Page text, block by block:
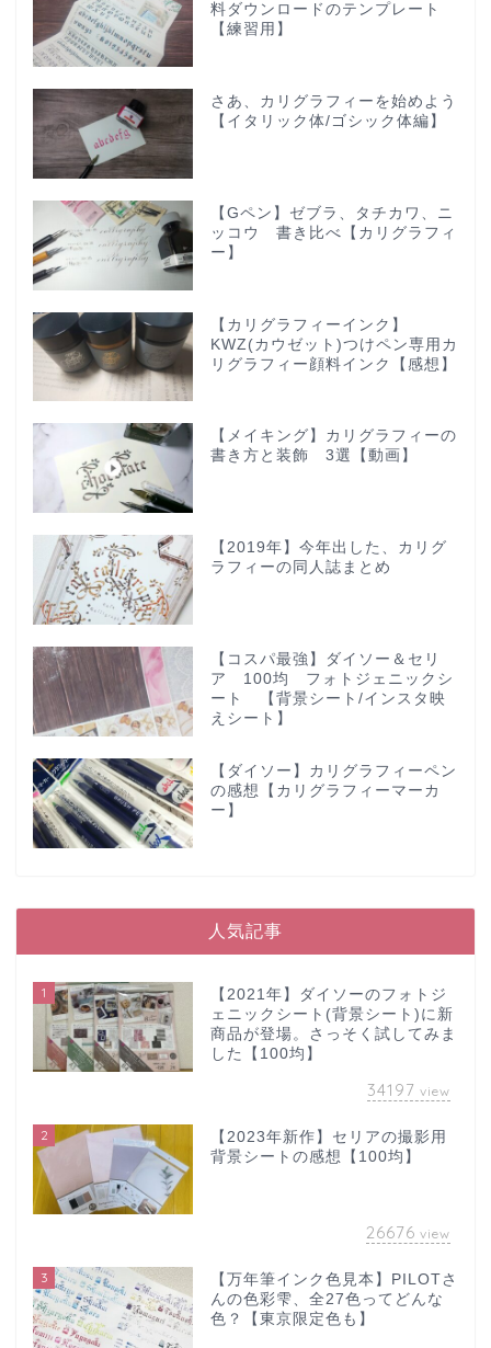
料ダウンロードのテンプレート
【練習用】
さあ、カリグラフィーを始めよう
【イタリック体/ゴシック体編】
【Gペン】ゼブラ、タチカワ、ニ
ッコウ 書き比べ【カリグラフィ
ー】
【カリグラフィーインク】
KWZ(カウゼット)つけペン専用カ
リグラフィー顔料インク【感想】
【メイキング】カリグラフィーの
書き方と装飾 3選【動画】
【2019年】今年出した、カリグ
ラフィーの同人誌まとめ
【コスパ最強】ダイソー＆セリ
ア 100均 フォトジェニックシ
ート 【背景シート/インスタ映
えシート】
【ダイソー】カリグラフィーペン
の感想【カリグラフィーマーカ
ー】
人気記事
1
【2021年】ダイソーのフォトジ
ェニックシート(背景シート)に新
商品が登場。さっそく試してみま
した【100均】
34197 view
2
【2023年新作】セリアの撮影用
背景シートの感想【100均】
26676 view
3
【万年筆インク色見本】PILOTさ
んの色彩雫、全27色ってどんな
色？【東京限定色も】